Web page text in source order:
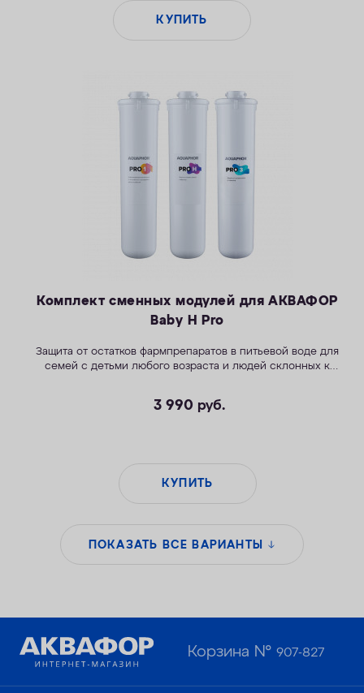
КУПИТЬ
Комплект сменных модулей для АКВАФОР
Baby H Pro
Защита от остатков фармпрепаратов в питьевой воде для
семей с детьми любого возраста и людей склонных к
3 990 руб.
КУПИТЬ
ПОКАЗАТЬ ВСЕ ВАРИАНТЫ
Корзина №907-827